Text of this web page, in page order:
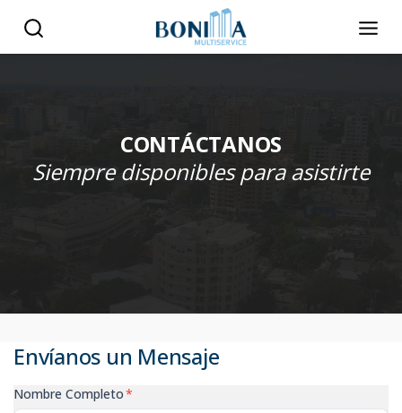
CONTÁCTANOS
Siempre disponibles para asistirte
Envíanos un Mensaje
Nombre Completo*